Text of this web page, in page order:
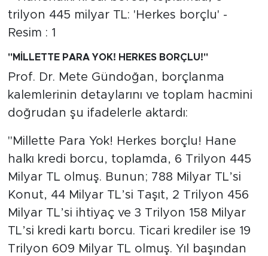
"MİLLETTE PARA YOK! HERKES BORÇLU!"
Prof. Dr. Mete Gündoğan, borçlanma
kalemlerinin detaylarını ve toplam hacmini
doğrudan şu ifadelerle aktardı:
"Millette Para Yok! Herkes borçlu! Hane
halkı kredi borcu, toplamda, 6 Trilyon 445
Milyar TL olmuş. Bunun; 788 Milyar TL’si
Konut, 44 Milyar TL’si Taşıt, 2 Trilyon 456
Milyar TL’si ihtiyaç ve 3 Trilyon 158 Milyar
TL’si kredi kartı borcu. Ticari krediler ise 19
Trilyon 609 Milyar TL olmuş. Yıl başından
VİDEOLAR
SOSYAL MEDYA